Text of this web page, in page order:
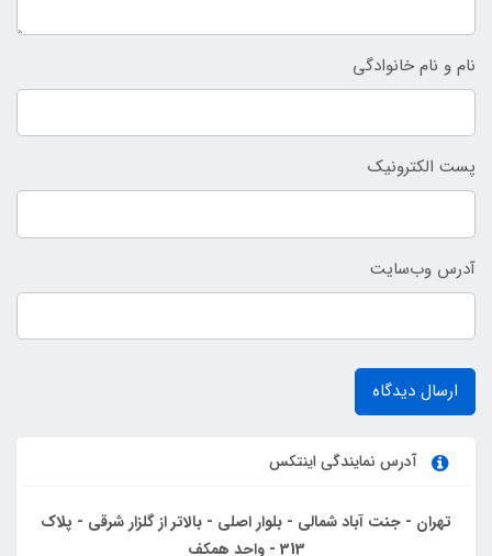
نام و نام خانوادگی
پست الکترونیک
آدرس وب‌سایت
ارسال دیدگاه
آدرس نمایندگی اینتکس
تهران - جنت آباد شمالی - بلوار اصلی - بالاتر از گلزار شرقی - پلاک
313 - واحد همکف